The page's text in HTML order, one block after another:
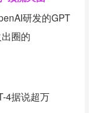
研发的GPT
圈的
4据说超万